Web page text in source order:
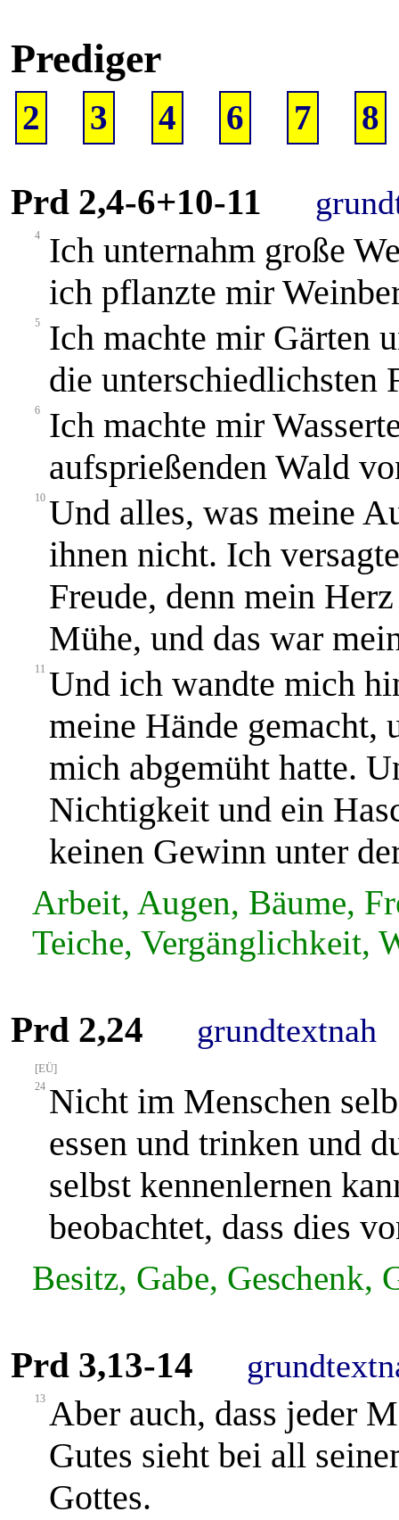
Prediger
2 3 4 6 7 8
Prd 2,4-6+10-11
4
Ich unternahm große
ich pflanzte mir
5
Ich machte mir Gärten
die unterschiedlichsten
6
Ich machte mir
aufsprießenden Wald
10 Und alles, was meine
ihnen nicht. Ich
Freude, denn mein
Mühe, und das war
11 Und ich wandte mich
meine Hände gemacht,
mich abgemüht hatte.
Nichtigkeit und ein
keinen Gewinn unter
Arbeit, Augen, Bäume,
Teiche, Vergänglichkeit,
Prd 2,24 grundtextnah
[EÜ]
24 Nicht im Menschen
essen und trinken und
selbst kennenlernen
beobachtet, dass dies
Besitz, Gabe, Geschenk,
Prd 3,13-14
13 Aber auch, dass jeder
Gutes sieht bei all
Gottes.